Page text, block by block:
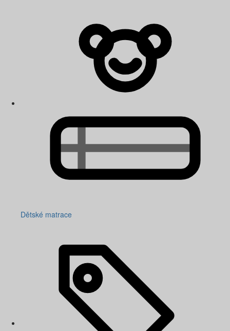
Dětské matrace